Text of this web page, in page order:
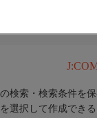
検索・検索条件を
選択して作成できる